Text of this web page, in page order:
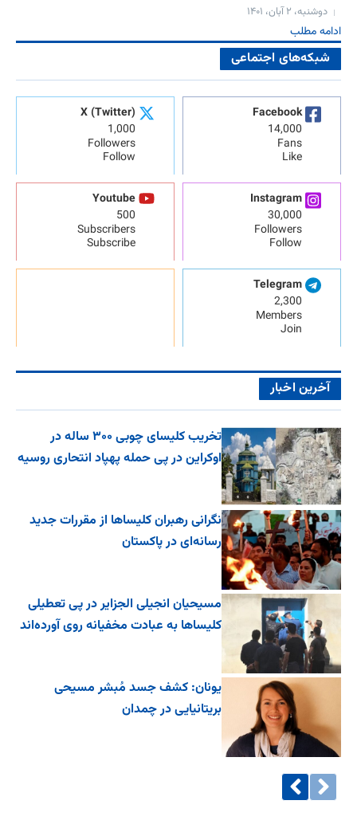
دوشنبه، ۲ آبان، ۱۴۰۱
ادامه مطلب
شبکه‌های اجتماعی
Facebook
14,000
Fans
Like
X (Twitter)
1,000
Followers
Follow
Instagram
30,000
Followers
Follow
Youtube
500
Subscribers
Subscribe
Telegram
2,300
Members
Join
آخرین اخبار
تخریب کلیسای چوبی ۳۰۰ ساله در
اوکراین در پی حمله پهپاد انتحاری روسیه
نگرانی رهبران کلیساها از مقررات جدید
رسانه‌ای در پاکستان
مسیحیان انجیلی الجزایر در پی تعطیلی
کلیساها به عبادت مخفیانه روی آورده‌اند
یونان: کشف جسد مُبشر مسیحی
بریتانیایی در چمدان